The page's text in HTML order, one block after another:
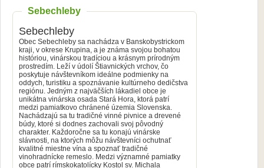
Sebechleby
Sebechleby
Obec Sebechleby sa nachádza v Banskobystrickom
kraji, v okrese Krupina, a je známa svojou bohatou
históriou, vinárskou tradíciou a krásnym prírodným
prostredím. Leží v údolí Štiavnických vrchov, čo
poskytuje návštevníkom ideálne podmienky na
oddych, turistiku a spoznávanie kultúrneho dedičstva
regiónu. Jedným z najväčších lákadiel obce je
unikátna vinárska osada Stará Hora, ktorá patrí
medzi pamiatkovo chránené územia Slovenska.
Nachádzajú sa tu tradičné vinné pivnice a drevené
búdy, ktoré si dodnes zachovali svoj pôvodný
charakter. Každoročne sa tu konajú vinárske
slávnosti, na ktorých môžu návštevníci ochutnať
kvalitné miestne vína a spoznať tradičné
vinohradnícke remeslo. Medzi významné pamiatky
obce patrí rímskokatolícky Kostol sv. Michala